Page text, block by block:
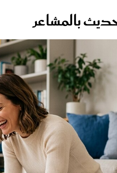
بالمشاعر